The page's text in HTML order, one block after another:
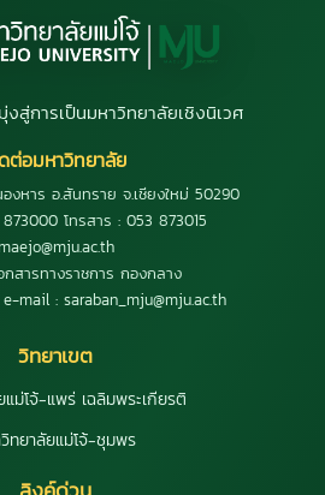
สู่การเป็นมหาวิทยาลัยเชิงนิเวศ
ต่อมหาวิทยาลัย
งหาร อ.สันทราย จ.เชียงใหม่ 50290
โทรสาร : 053 873015
maejo@mju.ac.th
กสารทางราชการ กองกลาง
mail : saraban_mju@mju.ac.th
วิทยาเขต
แม่โจ้-แพร่ เฉลิมพระเกียรติ
ทยาลัยแม่โจ้-ชุมพร